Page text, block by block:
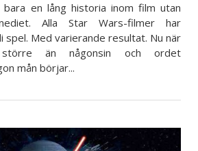
en lång historia inom film utan
Alla Star Wars-filmer har
Med varierande resultat. Nu när
än någonsin och ordet
mån börjar...